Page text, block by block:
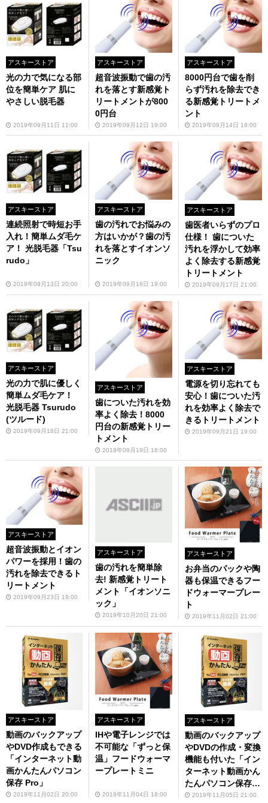
アスキーストア
光の力で気になる部
位を簡単ケア 肌に
やさしい脱毛器
2019年09月11日 11:00
アスキーストア
超音波振動で歯の汚
れを落とす新感覚ト
リートメントが800
0円台
2019年09月12日 19:00
アスキーストア
8000円台で歯を削
らず汚れを除去でき
る新感覚トリートメ
ント
2019年09月14日 18:00
アスキーストア
連続照射で時短お手
入れ！簡単ムダ毛ケ
ア！ 光脱毛器「Tsu
rudo」
2019年09月13日 20:00
アスキーストア
歯の汚れでお悩みの
方はいかが？歯の汚
れを落とすイオンソ
ニック
2019年09月16日 19:00
アスキーストア
歯医者いらずのプロ
仕様！ 歯についた
汚れを浮かして効率
よく除去する新感覚
トリートメント
2019年09月17日 21:00
アスキーストア
光の力で肌に優しく
簡単ムダ毛ケア！
光脱毛器 Tsurudo
(ツルード)
2019年09月18日 21:00
アスキーストア
歯についた汚れを効
率よく除去！8000
円台の新感覚トリー
トメント
2019年09月19日 18:00
アスキーストア
電源を切り忘れても
安心！歯についた汚
れを効率よく除去で
きるトリートメント
2019年09月21日 19:00
アスキーストア
超音波振動とイオン
パワーを採用！歯の
汚れを除去できるト
リートメント
2019年09月23日 19:00
アスキーストア
歯の汚れを簡単除
去! 新感覚トリート
メント「イオンソニ
ック」
2019年10月20日 21:00
アスキーストア
お弁当のパックや陶
器も保温できるフー
ドウォーマープレー
ト
2019年11月02日 21:00
アスキーストア
動画のバックアップ
やDVD作成もできる
「インターネット動
画かんたんパソコン
保存 Pro」
2019年11月02日 20:00
アスキーストア
IHや電子レンジでは
不可能な「ずっと保
温」フードウォーマ
ープレートミニ
2019年11月04日 18:00
アスキーストア
動画のバックアップ
やDVDの作成・変換
機能も付いた「イン
ターネット動画かん
たんパソコン保存 P
ro」2019年11月05日 21:00